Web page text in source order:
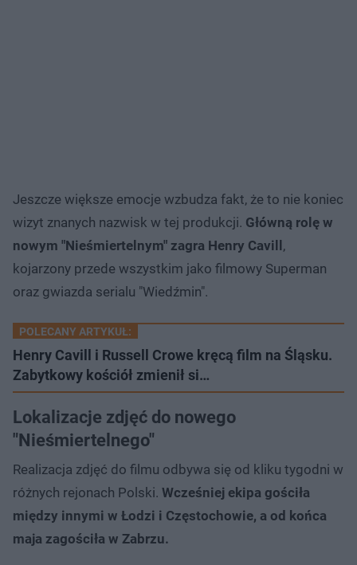
Jeszcze większe emocje wzbudza fakt, że to nie koniec
wizyt znanych nazwisk w tej produkcji. Główną rolę w
nowym "Nieśmiertelnym" zagra Henry Cavill,
kojarzony przede wszystkim jako filmowy Superman
oraz gwiazda serialu "Wiedźmin".
POLECANY ARTYKUŁ:
Henry Cavill i Russell Crowe kręcą film na Śląsku.
Zabytkowy kościół zmienił si…
Lokalizacje zdjęć do nowego
"Nieśmiertelnego"
Realizacja zdjęć do filmu odbywa się od kliku tygodni w
różnych rejonach Polski. Wcześniej ekipa gościła
między innymi w Łodzi i Częstochowie, a od końca
maja zagościła w Zabrzu.